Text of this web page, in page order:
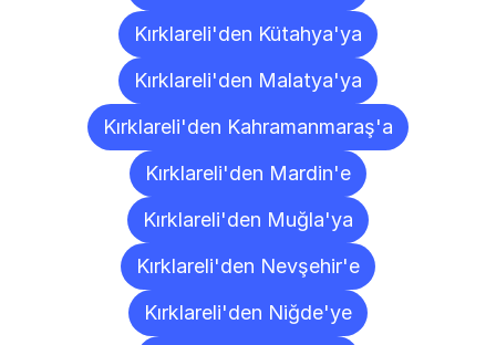
Kırklareli'den Kütahya'ya
Kırklareli'den Malatya'ya
Kırklareli'den Kahramanmaraş'a
Kırklareli'den Mardin'e
Kırklareli'den Muğla'ya
Kırklareli'den Nevşehir'e
Kırklareli'den Niğde'ye